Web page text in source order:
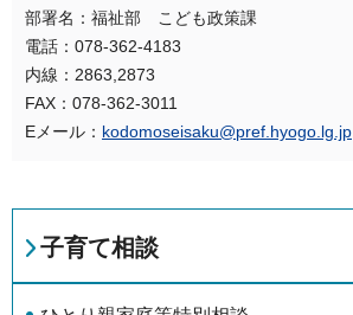
部署名：福祉部 こども政策課
電話：078-362-4183
内線：2863,2873
FAX：078-362-3011
Eメール： kodomoseisaku@pref.hyogo.lg.jp
子育て相談